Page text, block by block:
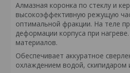
Алмазная коронка по стеклу и
высокоэффективную режущую
оптимальной фракции. На теле
деформации корпуса при
материалов.
Обеспечивает аккуратное
охлаждением водой, скипидаром